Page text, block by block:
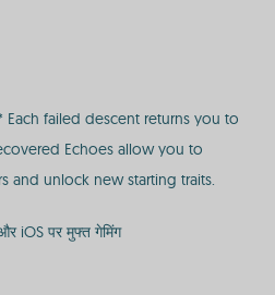
failed descent returns you to
Echoes allow you to
and unlock new starting traits.
iOS पर मुफ्त गेमिंग